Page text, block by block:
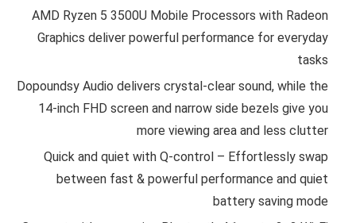
AMD Ryzen 5 3500U Mobile Processors with Radeon
Graphics deliver powerful performance for everyday
tasks
Dopoundsy Audio delivers crystal-clear sound, while the
14-inch FHD screen and narrow side bezels give you
more viewing area and less clutter
Quick and quiet with Q-control – Effortlessly swap
between fast & powerful performance and quiet
battery saving mode